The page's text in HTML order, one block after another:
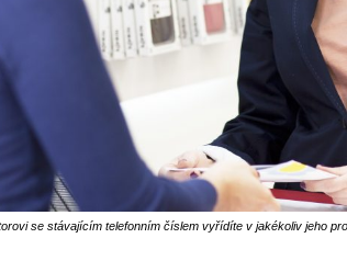
se stávajícím telefonním číslem vyřídíte v jakékoliv jeho